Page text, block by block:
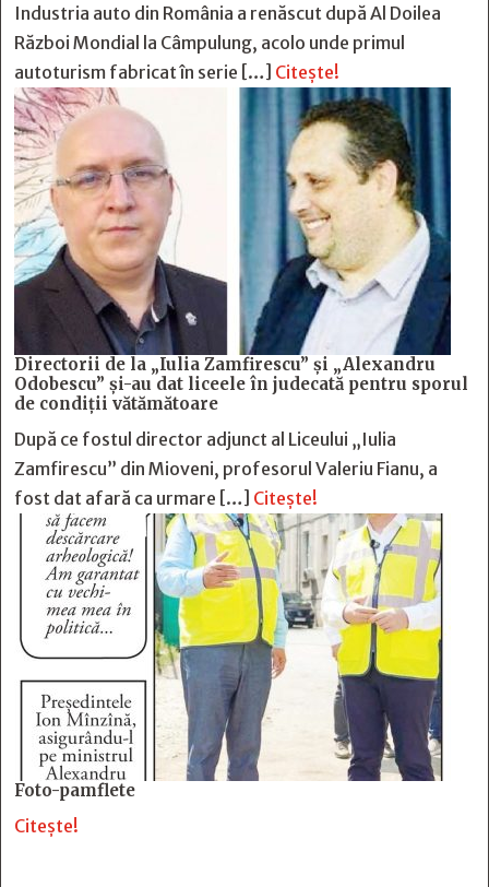
Industria auto din România a renăscut după Al Doilea
Război Mondial la Câmpulung, acolo unde primul
autoturism fabricat în serie […] Citește!
Directorii de la „Iulia Zamfirescu” și „Alexandru
Odobescu” și-au dat liceele în judecată pentru sporul
de condiții vătămătoare
După ce fostul director adjunct al Liceului „Iulia
Zamfirescu” din Mioveni, profesorul Valeriu Fianu, a
fost dat afară ca urmare […] Citește!
Foto-pamflete
Citește!